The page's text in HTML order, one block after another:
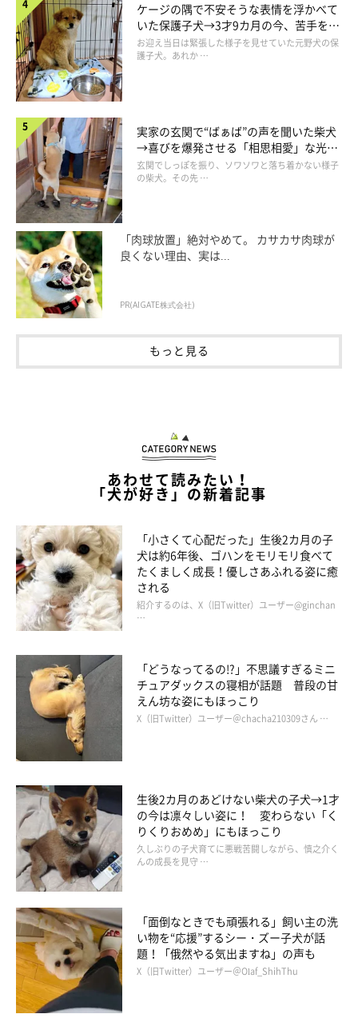
プロフィール
日本プロ野球「オリックス・バファローズ」の公式マスコットの
デザインを手がける（バファローブル・バファローベル）京都在
AUNITEM(犬グッズSHOP)
てんぽyoutubeチャンネル
ケージの隅で不安そうな表情を浮かべて
いた保護子犬→3才9カ月の今、苦手を克
服し頼もしいコに成長！
お迎え当日は緊張した様子を見せていた元野犬の保
護子犬。あれか …
実家の玄関で“ばぁば”の声を聞いた柴犬
→喜びを爆発させる「相思相愛」な光景
にほっこり
玄関でしっぽを振り、ソワソワと落ち着かない様子
の柴犬。その先 …
「肉球放置」絶対やめて。 カサカサ肉球が
良くない理由、実は...
PR(AIGATE株式会社)
もっと見る
あわせて読みたい！
「犬が好き」の新着記事
「小さくて心配だった」生後2カ月の子
犬は約6年後、ゴハンをモリモリ食べて
たくましく成長！優しさあふれる姿に癒
される
紹介するのは、X（旧Twitter）ユーザー@ginchan
…
「どうなってるの!?」不思議すぎるミニ
チュアダックスの寝相が話題 普段の甘
えん坊な姿にもほっこり
X（旧Twitter）ユーザー＠chacha210309さん …
生後2カ月のあどけない柴犬の子犬→1才
の今は凛々しい姿に！ 変わらない「く
りくりおめめ」にもほっこり
久しぶりの子犬育てに悪戦苦闘しながら、慎之介く
んの成長を見守 …
「面倒なときでも頑張れる」飼い主の洗
い物を“応援”するシー・ズー子犬が話
題！「俄然やる気出ますね」の声も
X（旧Twitter）ユーザー＠Olaf_ShihThu